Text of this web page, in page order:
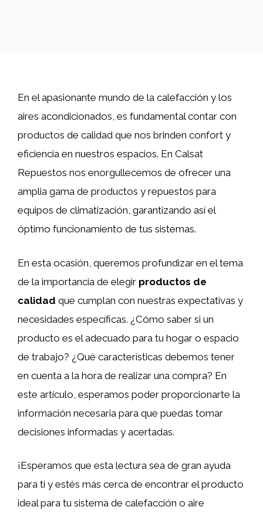
En el apasionante mundo de la calefacción y los
aires acondicionados, es fundamental contar con
productos de calidad que nos brinden confort y
eficiencia en nuestros espacios. En Calsat
Repuestos nos enorgullecemos de ofrecer una
amplia gama de productos y repuestos para
equipos de climatización, garantizando así el
óptimo funcionamiento de tus sistemas.
En esta ocasión, queremos profundizar en el tema
de la importancia de elegir productos de
calidad que cumplan con nuestras expectativas y
necesidades específicas. ¿Cómo saber si un
producto es el adecuado para tu hogar o espacio
de trabajo? ¿Qué características debemos tener
en cuenta a la hora de realizar una compra? En
este artículo, esperamos poder proporcionarte la
información necesaria para que puedas tomar
decisiones informadas y acertadas.
¡Esperamos que esta lectura sea de gran ayuda
para ti y estés más cerca de encontrar el producto
ideal para tu sistema de calefacción o aire